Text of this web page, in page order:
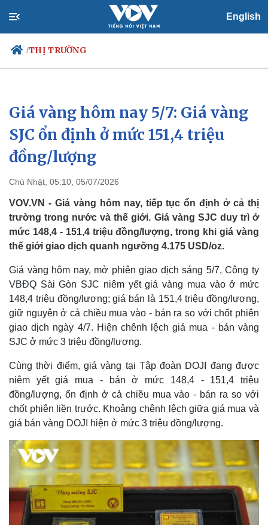
English
/THỊ TRƯỜNG
Chính trị
Đảng
Tổ chức nhân sự
Quốc hội
Nhận diện sự thật
Xã hội
Tin 24h
Dự báo thời tiết
Giá vàng hôm nay 5/7: Giá vàng
SJC ổn định ở mức 151,4 triệu
đồng/lượng
Chủ Nhật, 05:10, 05/07/2026
VOV.VN - Giá vàng hôm nay, tiếp tục ổn định ở cả thị
trường trong nước và thế giới. Giá vàng SJC duy trì ở
mức 148,4 - 151,4 triệu đồng/lượng, trong khi giá vàng
thế giới giao dịch quanh ngưỡng 4.175 USD/oz.
Giá vàng hôm nay, mở phiên giao dịch sáng 5/7, Công ty
VBĐQ Sài Gòn SJC niêm yết giá vàng mua vào ở mức
148,4 triệu đồng/lượng; giá bán là 151,4 triệu đồng/lượng,
giữ nguyên ở cả chiều mua vào - bán ra so với chốt phiên
giao dịch ngày 4/7. Hiện chênh lệch giá mua - bán vàng
SJC ở mức 3 triệu đồng/lượng.
Cùng thời điểm, giá vàng tại Tập đoàn DOJI đang được
niêm yết giá mua - bán ở mức 148,4 - 151,4 triệu
đồng/lượng, ổn định ở cả chiều mua vào - bán ra so với
chốt phiên liền trước. Khoảng chênh lệch giữa giá mua và
giá bán vàng DOJI hiện ở mức 3 triệu đồng/lượng.